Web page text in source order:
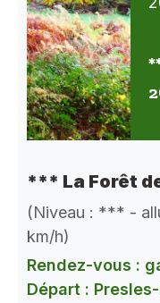
*** La Forêt
(Niveau : *** -
km/h)
Rendez-vous :
Départ :